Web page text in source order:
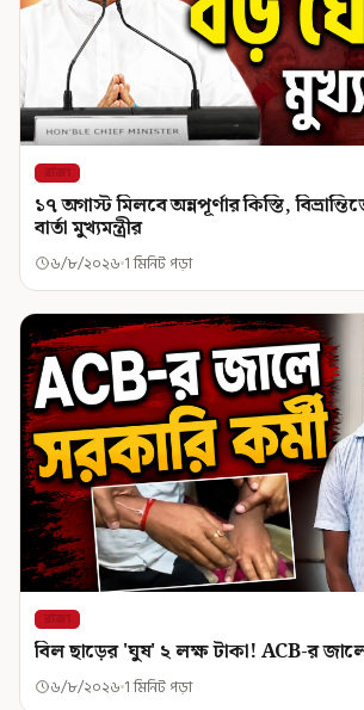
রাজ্য
১৭ অগাস্ট মিলবে অন্নপূর্ণার কিস্তি,
বার্তা মুখ্যমন্ত্রীর
৬/৮/২০২৬ 1 মিনিট পড়া
রাজ্য
বিল ছাড়ের 'ঘুষ' ২ লক্ষ টাকা! ACB-র জালে
৬/৮/২০২৬ 1 মিনিট পড়া